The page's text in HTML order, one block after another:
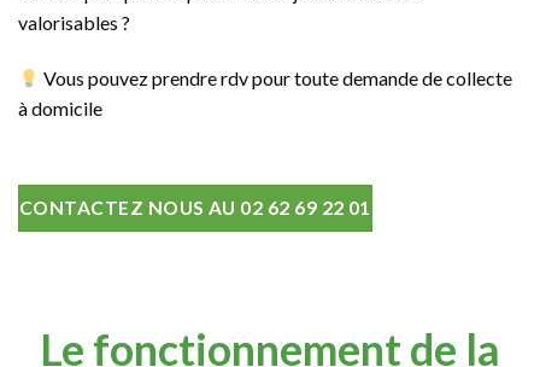
valorisables ?
Vous pouvez prendre rdv pour toute demande de collecte
à domicile
CONTACTEZ NOUS AU 02 62 69 22 01
Le fonctionnement de la